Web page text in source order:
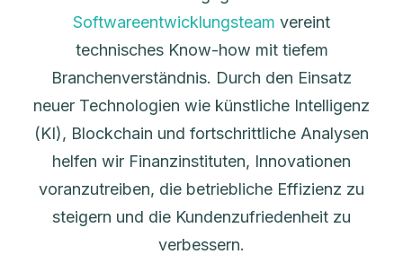
Softwareentwicklungsteam vereint
technisches Know-how mit tiefem
Branchenverständnis. Durch den Einsatz
neuer Technologien wie künstliche Intelligenz
(KI), Blockchain und fortschrittliche Analysen
helfen wir Finanzinstituten, Innovationen
voranzutreiben, die betriebliche Effizienz zu
steigern und die Kundenzufriedenheit zu
verbessern.